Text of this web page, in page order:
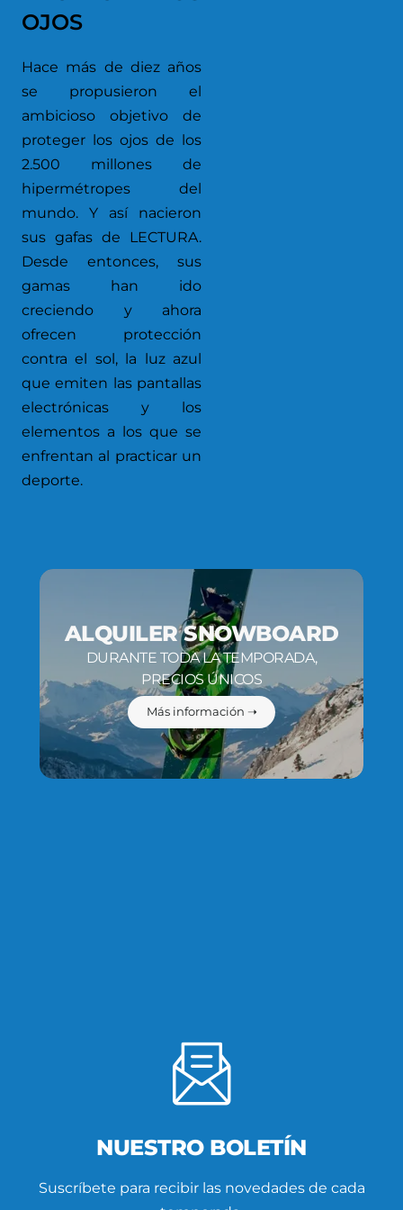
OJOS
Hace más de diez años
se propusieron el
ambicioso objetivo de
proteger los ojos de los
2.500 millones de
hipermétropes del
mundo. Y así nacieron
sus gafas de LECTURA.
Desde entonces, sus
gamas han ido
creciendo y ahora
ofrecen protección
contra el sol, la luz azul
que emiten las pantallas
electrónicas y los
elementos a los que se
enfrentan al practicar un
deporte.
ALQUILER SNOWBOARD
DURANTE TODA LA TEMPORADA,
PRECIOS ÚNICOS
Más información ➝
NUESTRO BOLETÍN
Suscríbete para recibir las novedades de cada